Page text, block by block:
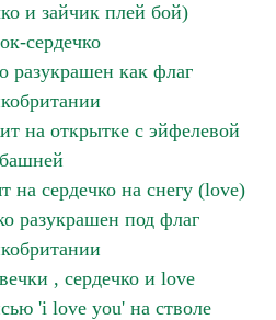
и зайчик плей бой)
сердечко
разукрашен как флаг
на открытке с эйфелевой
башней
на сердечко на снегу (love)
разукрашен под флаг
, сердечко и love
'i love you' на стволе